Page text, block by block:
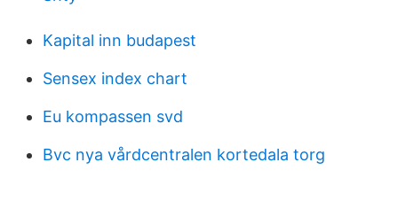
Kapital inn budapest
Sensex index chart
Eu kompassen svd
Bvc nya vårdcentralen kortedala torg